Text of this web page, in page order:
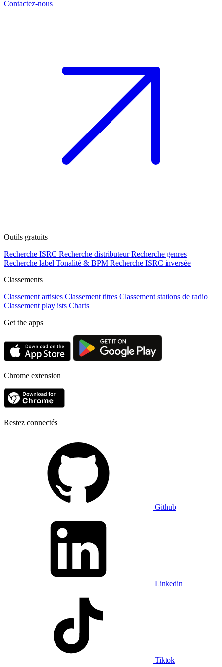
Contactez-nous
Outils gratuits
Recherche ISRC Recherche distributeur Recherche genres
Recherche label Tonalité & BPM Recherche ISRC inversée
Classements
Classement artistes Classement titres Classement stations de radio
Classement playlists Charts
Get the apps
Chrome extension
Restez connectés
Github
Linkedin
Tiktok